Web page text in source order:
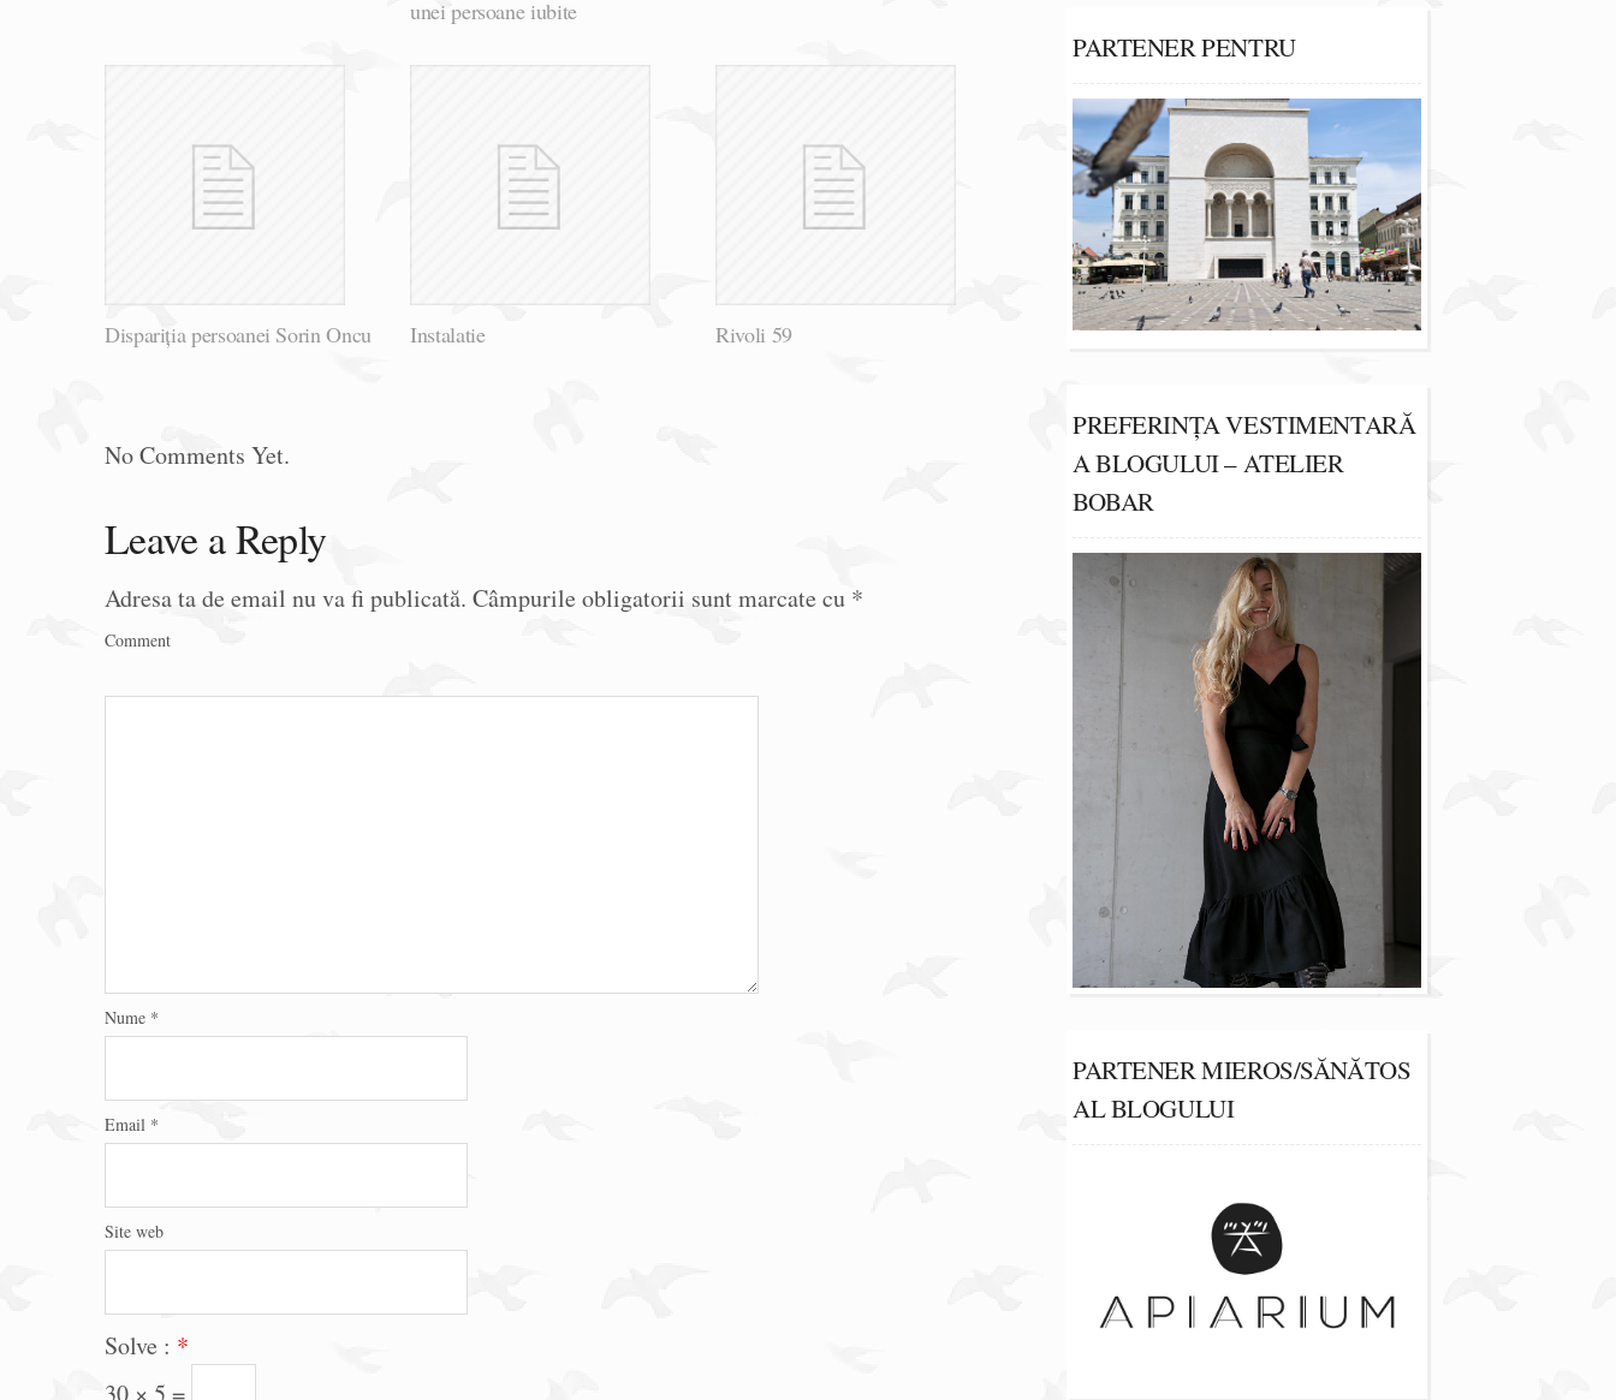
unei persoane iubite
Dispariția persoanei Sorin Oncu Instalatie Rivoli 59
No Comments Yet.
Leave a Reply
Adresa ta de email nu va fi publicată. Câmpurile obligatorii sunt marcate cu *
Comment
Nume *
Email *
Site web
Solve : *
30 × 5 =
PARTENER PENTRU
PREFERINȚA VESTIMENTARĂ
A BLOGULUI – ATELIER
BOBAR
PARTENER MIEROS/SĂNĂTOS
AL BLOGULUI